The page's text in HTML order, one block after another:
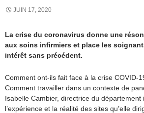
JUIN 17, 2020
La crise du coronavirus donne une
aux soins infirmiers et place les
intérêt sans précédent.
Comment ont-ils fait face à la crise COVID-
Comment travailler dans un contexte de
Isabelle Cambier, directrice du
l’expérience et la réalité des sites qu’elle